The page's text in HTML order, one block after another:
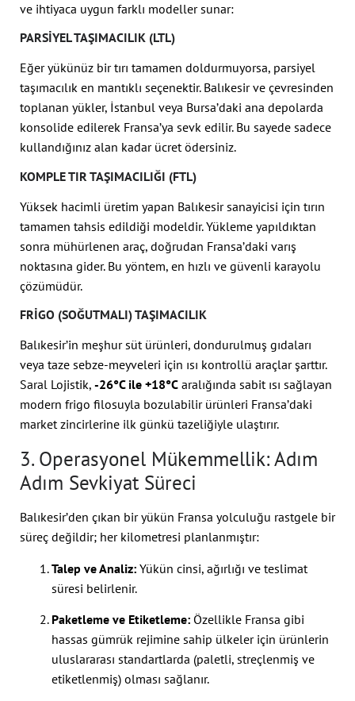
ve ihtiyaca uygun farklı modeller sunar:
PARSIYEL TAŞIMACILIK (LTL)
Eğer yükünüz bir tırı tamamen doldurmuyorsa, parsiyel
taşımacılık en mantıklı seçenektir. Balıkesir ve çevresinden
toplanan yükler, İstanbul veya Bursa’daki ana depolarda
konsolide edilerek Fransa’ya sevk edilir. Bu sayede sadece
kullandığınız alan kadar ücret ödersiniz.
KOMPLE TIR TAŞIMACILIĞI (FTL)
Yüksek hacimli üretim yapan Balıkesir sanayicisi için tırın
tamamen tahsis edildiği modeldir. Yükleme yapıldıktan
sonra mühürlenen araç, doğrudan Fransa’daki varış
noktasına gider. Bu yöntem, en hızlı ve güvenli karayolu
çözümüdür.
FRIGO (SOĞUTMALI) TAŞIMACILIK
Balıkesir’in meşhur süt ürünleri, dondurulmuş gıdaları
veya taze sebze-meyveleri için ısı kontrollü araçlar şarttır.
Saral Lojistik, -26°C ile +18°C aralığında sabit ısı sağlayan
modern frigo filosuyla bozulabilir ürünleri Fransa’daki
market zincirlerine ilk günkü tazeliğiyle ulaştırır.
3. Operasyonel Mükemmellik: Adım
Adım Sevkiyat Süreci
Balıkesir’den çıkan bir yükün Fransa yolculuğu rastgele bir
süreç değildir; her kilometresi planlanmıştır:
Talep ve Analiz: Yükün cinsi, ağırlığı ve teslimat
süresi belirlenir.
Paketleme ve Etiketleme: Özellikle Fransa gibi
hassas gümrük rejimine sahip ülkeler için ürünlerin
uluslararası standartlarda (paletli, streçlenmiş ve
etiketlenmiş) olması sağlanır.